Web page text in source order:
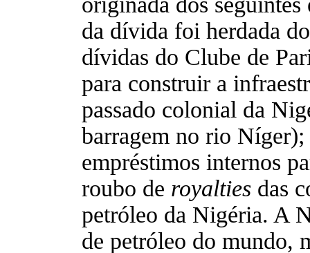
da dívida foi herdada
dívidas do Clube de
para construir a
passado colonial da
barragem no rio
empréstimos internos
roubo de royalties das
petróleo da Nigéria. A
de petróleo do mundo,